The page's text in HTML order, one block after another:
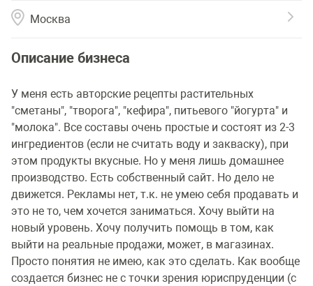
Москва
Описание бизнеса
У меня есть авторские рецепты растительных
"сметаны", "творога", "кефира", питьевого "йогурта" и
"молока". Все составы очень простые и состоят из 2-3
ингредиентов (если не считать воду и закваску), при
этом продукты вкусные. Но у меня лишь домашнее
производство. Есть собственный сайт. Но дело не
движется. Рекламы нет, т.к. не умею себя продавать и
это не то, чем хочется заниматься. Хочу выйти на
новый уровень. Хочу получить помощь в том, как
выйти на реальные продажи, может, в магазинах.
Просто понятия не имею, как это сделать. Как вообще
создается бизнес не с точки зрения юриспруденции (с